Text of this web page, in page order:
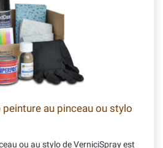
au pinceau ou stylo
ou au stylo de VerniciSpray est